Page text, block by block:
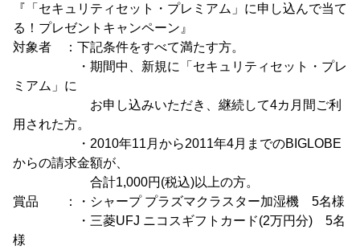
『「セキュリティセット・プレミアム」に申し込んで当て
る！プレゼントキャンペーン』
対象者 ：下記条件をすべて満たす方。
・期間中、新規に「セキュリティセット・プレ
ミアム」に
お申し込みいただき、継続して4カ月間ご利
用された方。
・2010年11月から2011年4月までのBIGLOBE
からの請求金額が、
合計1,000円(税込)以上の方。
賞品 ：・シャープ プラズマクラスター加湿機 5名様
・三菱UFJ ニコスギフトカード(2万円分) 5名
様